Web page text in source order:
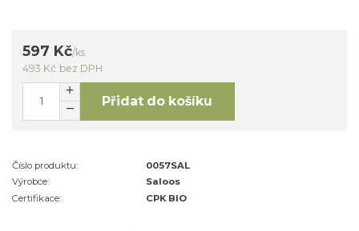
597 Kč/ks
493 Kč bez DPH
Přidat do košíku
Číslo produktu:
0057SAL
Výrobce:
Saloos
Certifikace:
CPK BIO